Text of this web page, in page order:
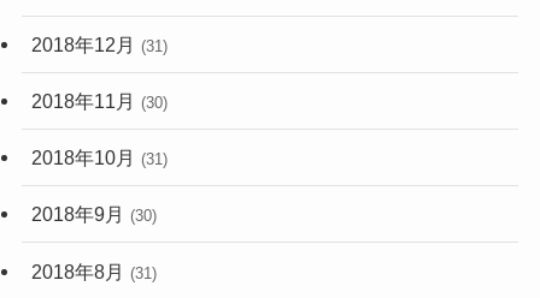
2018年12月 (31)
2018年11月 (30)
2018年10月 (31)
2018年9月 (30)
2018年8月 (31)